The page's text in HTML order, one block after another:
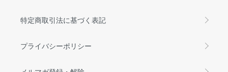
特定商取引法に基づく表記
プライバシーポリシー